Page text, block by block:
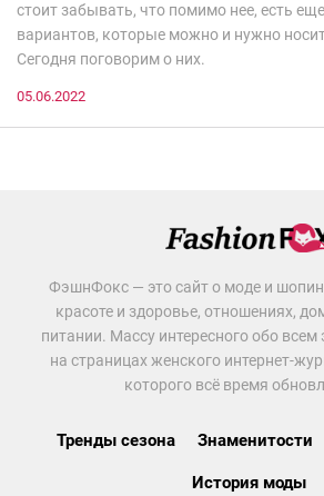
стоит забывать, что помимо нее, есть
вариантов, которые можно и нужно
Сегодня поговорим о них.
05.06.2022
ФэшнФокс — это сайт о моде и
красоте и здоровье, отношениях,
питании. Массу интересного обо
на страницах женского интернет-
которого всё время
Тренды сезона Знаменитости
История моды